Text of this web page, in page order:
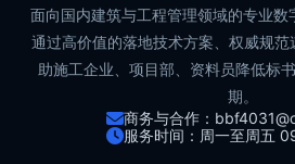
面向国内建筑与工程管理领域的专业
通过高价值的落地技术方案、权威规
助施工企业、项目部、资料员降低标
期。
商务与合作：
服务时间：周一至周五